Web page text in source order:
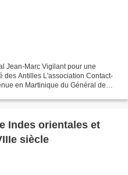
Jean-Marc Vigilant pour une
des Antilles L'association Contact-
en Martinique du Général de
Indes orientales et
siècle